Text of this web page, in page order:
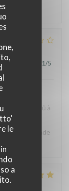
le
a
/ Prezzo 1/5
sûrement dû à
avarié,
ne recommande